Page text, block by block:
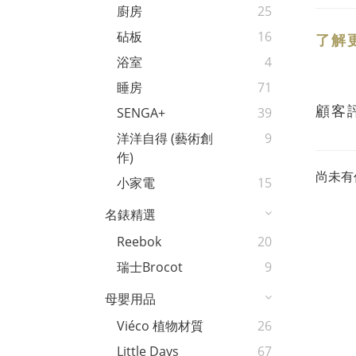
廚房
25
砧板
16
浴室
4
睡房
71
SENGA+
39
洋洋自得 (藝術創
作)
9
小家電
15
名錶精選
Reebok
20
瑞士Brocot
9
母嬰用品
Viéco 植物材質
26
Little Days
67
了解
顧客
尚未